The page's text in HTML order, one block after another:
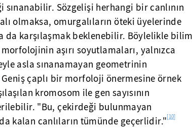
Sözgelişi herhangi bir canlının
olmaksa, omurgalıların öteki üyelerinde
da karşılaşmak beklenebilir. Böylelikle
aşırı soyutlamaları, yalnızca
asla sınanamayan geometrinin
Geniş çaplı bir morfoloji önermesine örnek
kromosom ile gen sayısının
"Bu, çekirdeği bulunmayan
kalan canlıların tümünde geçerlidir."[10]